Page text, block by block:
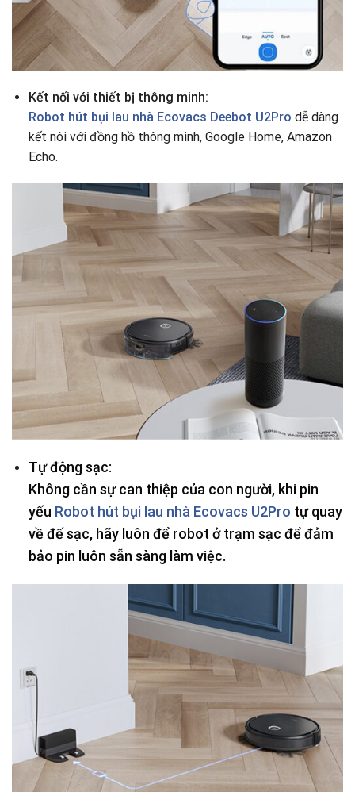
Kết nối với thiết bị thông minh:
Robot hút bụi lau nhà Ecovacs Deebot U2Pro dễ dàng
kết nôi với đồng hồ thông minh, Google Home, Amazon
Echo.
Tự động sạc:
Không cần sự can thiệp của con người, khi pin
yếu Robot hút bụi lau nhà Ecovacs U2Pro tự quay
về đế sạc, hãy luôn để robot ở trạm sạc để đảm
bảo pin luôn sẵn sàng làm việc.